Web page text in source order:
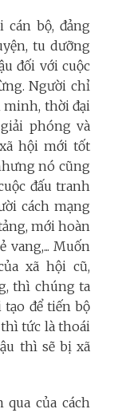
bộ, đảng
tu dưỡng
đối với cuộc
Người chỉ
minh, thời đại
phóng và
hội mới tốt
nó cũng
đấu tranh
cách mạng
mới hoàn
vang,... Muốn
xã hội cũ,
thì chúng ta
tạo để tiến bộ
tức là thoái
thì sẽ bị xã
của cách